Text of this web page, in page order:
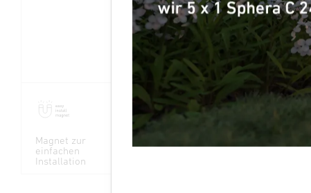
Magnet zur
einfachen
Installation
360°
max. 10 m